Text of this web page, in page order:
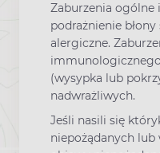
Zaburzenia ogólne
podrażnienie
alergiczne.
(wysypka lub
nadwrażliwych.
Jeśli nasili się
niepożądanych